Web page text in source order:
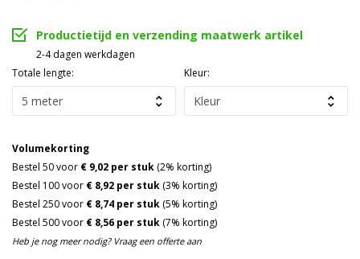
Productietijd en verzending maatwerk artikel
2-4 dagen werkdagen
Totale lengte:
Kleur:
Volumekorting
Bestel 50 voor € 9,02 per stuk (2% korting)
Bestel 100 voor € 8,92 per stuk (3% korting)
Bestel 250 voor € 8,74 per stuk (5% korting)
Bestel 500 voor € 8,56 per stuk (7% korting)
Heb je nog meer nodig? Vraag een offerte aan